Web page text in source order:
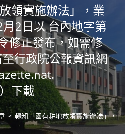
領實施辦法」，業
2日以 台內地字第
修正發布，如需修
行政院公報資訊網
下載
> 轉知「國有耕地放領實施辦法」，